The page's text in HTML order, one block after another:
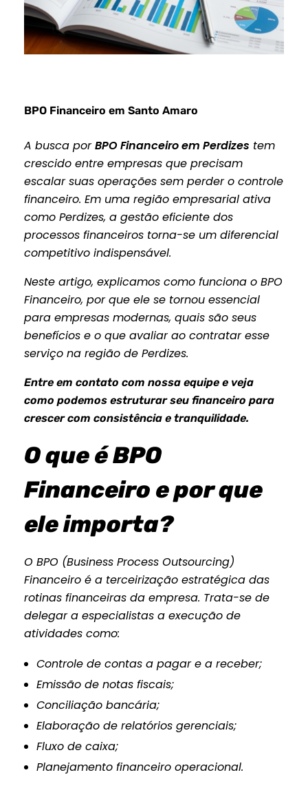
BPO Financeiro em Santo Amaro
A busca porBPO Financeiro em Perdizes tem
crescido entre empresas que precisam
escalar suas operações sem perder o controle
financeiro. Em uma região empresarial ativa
como Perdizes, a gestão eficiente dos
processos financeiros torna-se um diferencial
competitivo indispensável.
Neste artigo, explicamos como funciona o BPO
Financeiro, por que ele se tornou essencial
para empresas modernas, quais são seus
benefícios e o que avaliar ao contratar esse
serviço na região de Perdizes.
Entre em contato com nossa equipe e veja
como podemos estruturar seu financeiro para
crescer com consistência e tranquilidade.
O que é BPO
Financeiro e por que
ele importa?
O BPO (Business Process Outsourcing)
Financeiro é a terceirização estratégica das
rotinas financeiras da empresa. Trata-se de
delegar a especialistas a execução de
atividades como:
Controle de contas a pagar e a receber;
Emissão de notas fiscais;
Conciliação bancária;
Elaboração de relatórios gerenciais;
Fluxo de caixa;
Planejamento financeiro operacional.